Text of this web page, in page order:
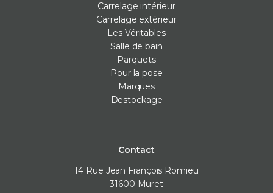
Carrelage intérieur
Carrelage extérieur
Les Véritables
Salle de bain
Parquets
Pour la pose
Marques
Destockage
Contact
14 Rue Jean François Romieu
31600 Muret